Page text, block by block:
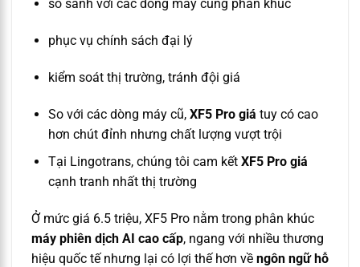
so sánh với các dòng máy cùng phân khúc
phục vụ chính sách đại lý
kiểm soát thị trường, tránh đội giá
So với các dòng máy cũ, XF5 Pro giá tuy có cao
hơn chút đỉnh nhưng chất lượng vượt trội
Tại Lingotrans, chúng tôi cam kết XF5 Pro giá
cạnh tranh nhất thị trường
Ở mức giá 6.5 triệu, XF5 Pro nằm trong phân khúc
máy phiên dịch AI cao cấp, ngang với nhiều thương
hiệu quốc tế nhưng lại có lợi thế hơn về ngôn ngữ hỗ